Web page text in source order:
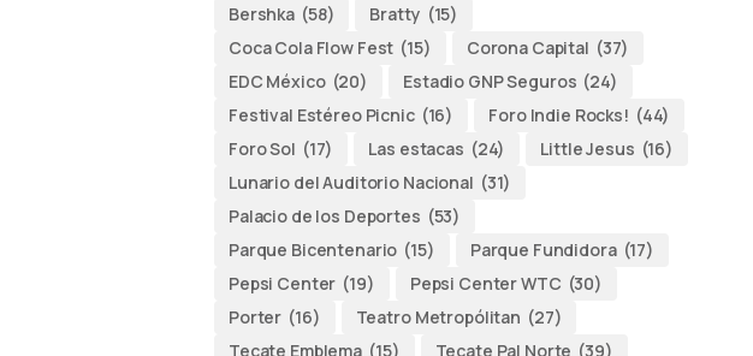
Bershka (58) Bratty (15)
Coca Cola Flow Fest (15) Corona Capital (37)
EDC México (20) Estadio GNP Seguros (24)
Festival Estéreo Picnic (16) Foro Indie Rocks! (44)
Foro Sol (17) Las estacas (24) Little Jesus (16)
Lunario del Auditorio Nacional (31)
Palacio de los Deportes (53)
Parque Bicentenario (15) Parque Fundidora (17)
Pepsi Center (19) Pepsi Center WTC (30)
Porter (16) Teatro Metropólitan (27)
Tecate Emblema (15) Tecate Pal Norte (39)